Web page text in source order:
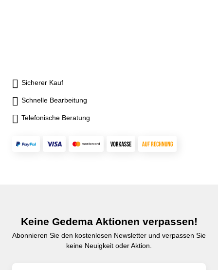
Sicherer Kauf
Schnelle Bearbeitung
Telefonische Beratung
Keine Gedema Aktionen verpassen!
Abonnieren Sie den kostenlosen Newsletter und verpassen Sie
keine Neuigkeit oder Aktion.